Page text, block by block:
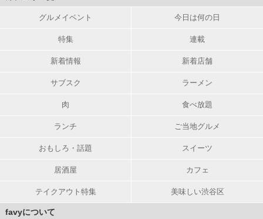
グルメイベント 今日は何の日
特集 連載
新着情報 新着店舗
サブスク ラーメン
肉 食べ放題
ランチ ご当地グルメ
おもしろ・話題 スイーツ
居酒屋 カフェ
テイクアウト特集 美味しい渋谷区
favyについて